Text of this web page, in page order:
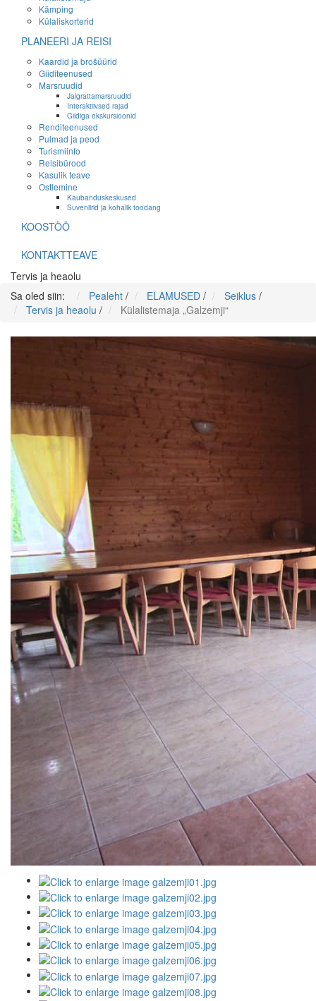
Kämping
Külaliskorterid
PLANEERI JA REISI
Kaardid ja brošüürid
Giiditeenused
Marsruudid
Jalgrattamarsruudid
Interaktiivsed rajad
Giidiga ekskursioonid
Renditeenused
Pulmad ja peod
Turismiinfo
Reisibürood
Kasulik teave
Ostlemine
Kaubanduskeskused
Suveniirid ja kohalik toodang
KOOSTÖÖ
KONTAKTTEAVE
Tervis ja heaolu
Sa oled siin:
Pealeht / ELAMUSED / Seiklus /
Tervis ja heaolu / Külalistemaja „Galzemji“